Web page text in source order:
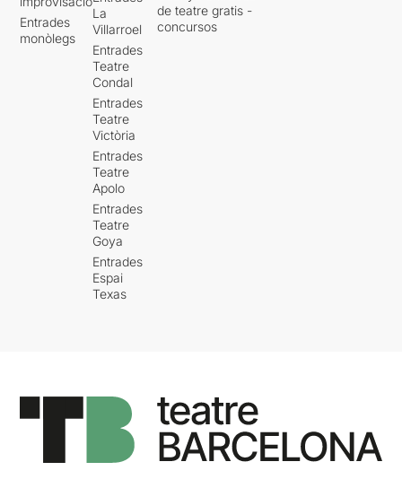
Entrades
monòlegs
La
Villarroel
Entrades
Teatre
Condal
Entrades
Teatre
Victòria
Entrades
Teatre
Apolo
Entrades
Teatre
Goya
Entrades
Espai
Texas
de teatre gratis -
concursos